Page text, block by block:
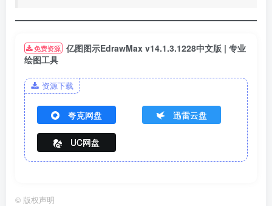
免费资源 亿图图示EdrawMax v14.1.3.1228中文版 | 专业
绘图工具
资源下载
夸克网盘 迅雷云盘
UC网盘
© 版权声明